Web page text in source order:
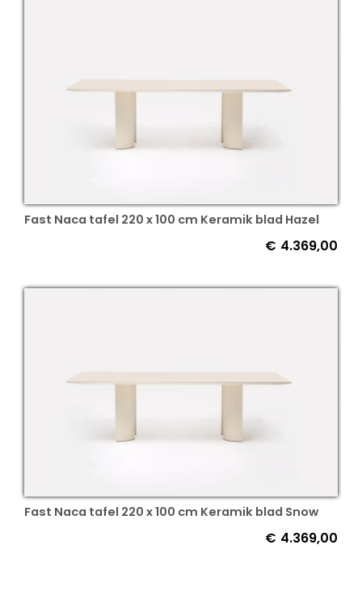
Fast Naca tafel 220 x 100 cm Keramik blad Hazel
€ 4.369,00
Fast Naca tafel 220 x 100 cm Keramik blad Snow
€ 4.369,00